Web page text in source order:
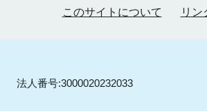
このサイトについて リン
法人番号:3000020232033